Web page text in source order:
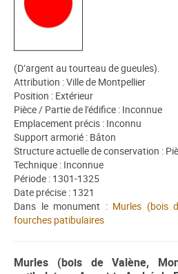
(D’argent au tourteau de gueules).
Attribution : Ville de Montpellier
Position : Extérieur
Pièce / Partie de l'édifice : Inconnue
Emplacement précis : Inconnu
Support armorié : Bâton
Structure actuelle de conservation :
Technique : Inconnue
Période : 1301-1325
Date précise : 1321
Dans le monument : Murles (bois
fourches patibulaires
Murles (bois de Valène,